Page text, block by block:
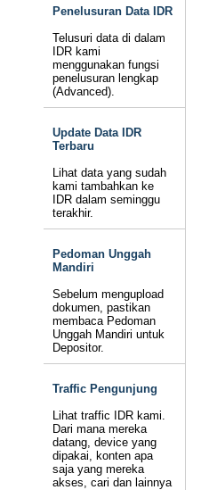
Penelusuran Data IDR
Telusuri data di dalam
IDR kami
menggunakan fungsi
penelusuran lengkap
(Advanced).
Update Data IDR
Terbaru
Lihat data yang sudah
kami tambahkan ke
IDR dalam seminggu
terakhir.
Pedoman Unggah
Mandiri
Sebelum mengupload
dokumen, pastikan
membaca Pedoman
Unggah Mandiri untuk
Depositor.
Traffic Pengunjung
Lihat traffic IDR kami.
Dari mana mereka
datang, device yang
dipakai, konten apa
saja yang mereka
akses, cari dan lainnya